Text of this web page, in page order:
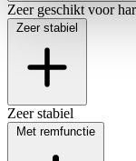
Zeer geschikt voor
Zeer stabiel
Zeer stabiel
Met remfunctie